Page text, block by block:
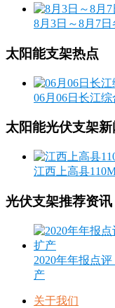
8月3日～8月7
太阳能支架热点
06月06日长江
太阳能光伏支架新
江西上高县
光伏支架推荐资讯
2020年年报点
产
关于我们